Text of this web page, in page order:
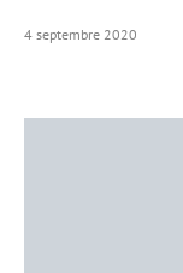
4 septembre 2020